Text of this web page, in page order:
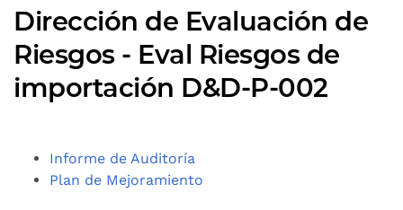
Dirección de Evaluación de
Riesgos - Eval Riesgos de
importación D&D-P-002
Informe de Auditoría
Plan de Mejoramiento